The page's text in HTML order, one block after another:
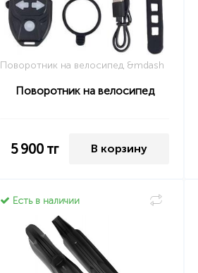
Поворотник на велосипед &mdash
Поворотник на велосипед
5 900 тг В корзину
Есть в наличии